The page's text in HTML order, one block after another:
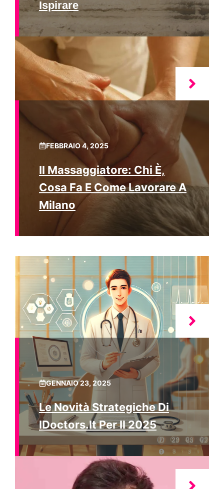
Ispirare
FEBBRAIO 4, 2025
Il Massaggiatore: Chi È,
Cosa Fa E Come Lavorare A
Milano
GENNAIO 23, 2025
Le Novità Strategiche Di
IDoctors.it Per Il 2025